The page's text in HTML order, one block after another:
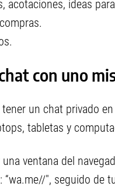
acotaciones, ideas
con uno
un chat privado en
tabletas y
ventana del
“wa.me//", seguido de